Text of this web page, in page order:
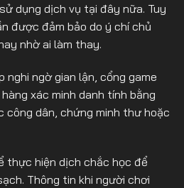
dụng dịch vụ tại đây nữa. Tuy
được đảm bảo do ý chí chủ
nhờ ai làm thay.
nghi ngờ gian lận, cổng game
xác minh danh tính bằng
công dân, chứng minh thư hoặc
thực hiện dịch chắc học để
Thông tin khi người chơi